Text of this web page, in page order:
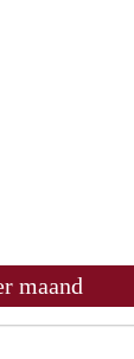
maand